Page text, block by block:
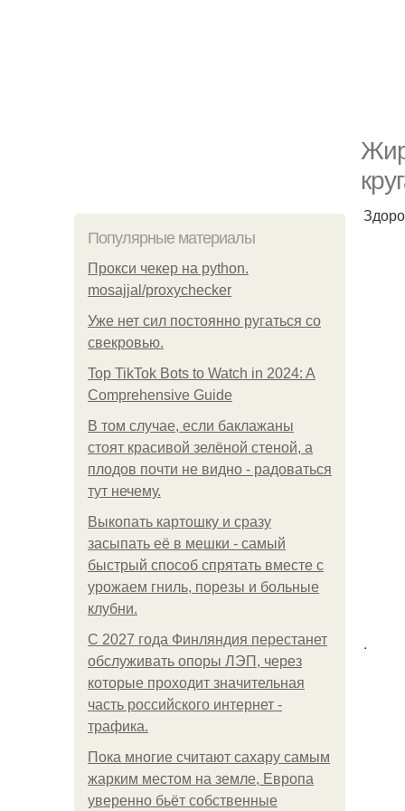
Популярные материалы
Прокси чекер на python.
mosajjal/proxychecker
Уже нет сил постоянно ругаться со
свекровью.
Top TikTok Bots to Watch in 2024: A
Comprehensive Guide
В том случае, если баклажаны
стоят красивой зелёной стеной, а
плодов почти не видно - радоваться
тут нечему.
Выкопать картошку и сразу
засыпать её в мешки - самый
быстрый способ спрятать вместе с
урожаем гниль, порезы и больные
клубни.
С 2027 года Финляндия перестанет
обслуживать опоры ЛЭП, через
которые проходит значительная
часть российского интернет -
трафика.
Пока многие считают сахару самым
жарким местом на земле, Европа
уверенно бьёт собственные
.